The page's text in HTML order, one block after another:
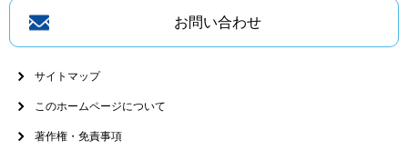
お問い合わせ
サイトマップ
このホームページについて
著作権・免責事項